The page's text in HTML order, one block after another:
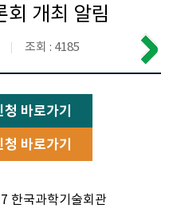
회 개최 알림
조회 : 4185
바로가기
바로가기
한국과학기술회관